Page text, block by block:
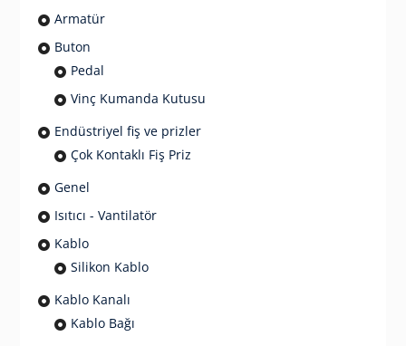
Armatür
Buton
Pedal
Vinç Kumanda Kutusu
Endüstriyel fiş ve prizler
Çok Kontaklı Fiş Priz
Genel
Isıtıcı - Vantilatör
Kablo
Silikon Kablo
Kablo Kanalı
Kablo Bağı